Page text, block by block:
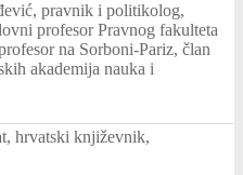
pravnik i politikolog,
profesor Pravnog fakulteta
na Sorboni-Pariz, član
akademija nauka i
hrvatski književnik,